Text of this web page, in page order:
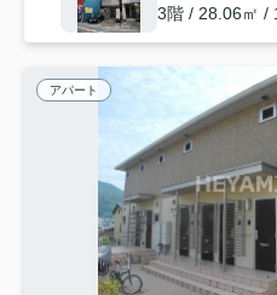
3階 / 28.06㎡ /
アパート